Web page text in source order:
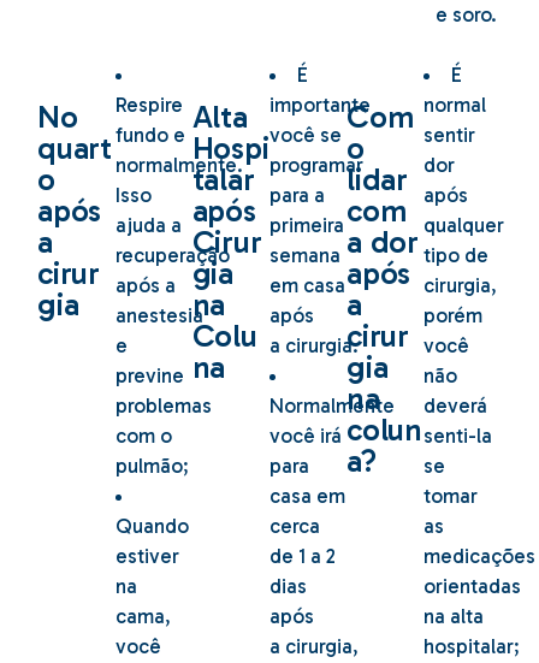
e soro.
No
quart
o
após
a
cirur
gia
Respire
fundo e
normalmente.
Isso
ajuda a
recuperação
após a
anestesia
e
previne
problemas
com o
pulmão;
Quando
estiver
na
cama,
você
Alta
Hospi
talar
após
Cirur
gia
na
Colu
na
É
importante
você se
programar
para a
primeira
semana
em casa
após
a cirurgia.
Normalmente
você irá
para
casa em
cerca
de 1 a 2
dias
após
a cirurgia,
Com
o
lidar
com
a dor
após
a
cirur
gia
na
colun
a?
É
normal
sentir
dor
após
qualquer
tipo de
cirurgia,
porém
você
não
deverá
senti-la
se
tomar
as
medicações
orientadas
na alta
hospitalar;